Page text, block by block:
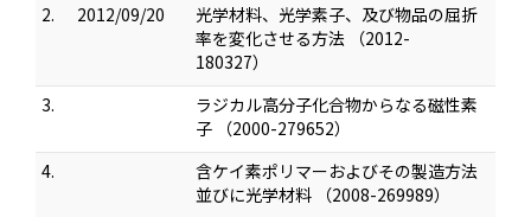
2.
2012/09/20
光学材料、光学素子、及び物品の屈折
率を変化させる方法 （2012-
180327）
3.
ラジカル高分子化合物からなる磁性素
子 （2000-279652）
4.
含ケイ素ポリマーおよびその製造方法
並びに光学材料 （2008-269989）